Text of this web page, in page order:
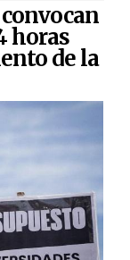
horas
de la